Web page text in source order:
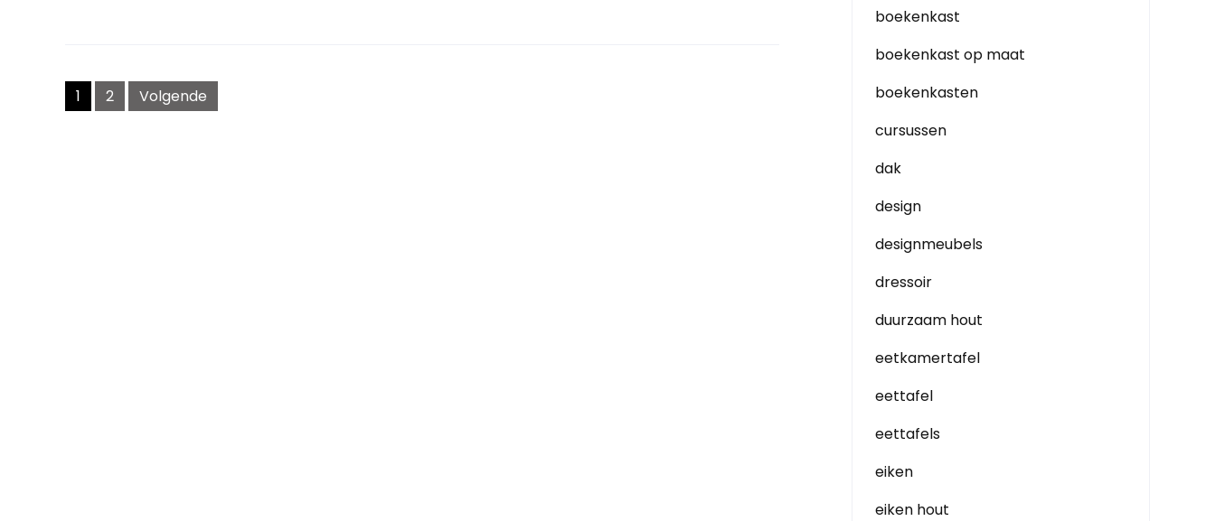
Berichtnavigatie
1 2 Volgende
boekenkast
boekenkast op maat
boekenkasten
cursussen
dak
design
designmeubels
dressoir
duurzaam hout
eetkamertafel
eettafel
eettafels
eiken
eiken hout